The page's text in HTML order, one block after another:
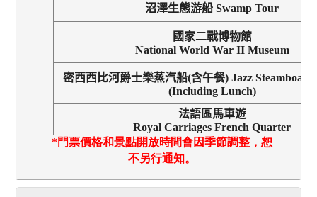
沼澤生態游船 Swamp Tour
國家二戰博物館
National World War II Museum
密西西比河爵士樂蒸汽船(含午餐) Jazz Steamboat
(Including Lunch)
法語區馬車遊
Royal Carriages French Quarter
*門票價格和景點開放時間會因季節調整，恕
不另行通知。